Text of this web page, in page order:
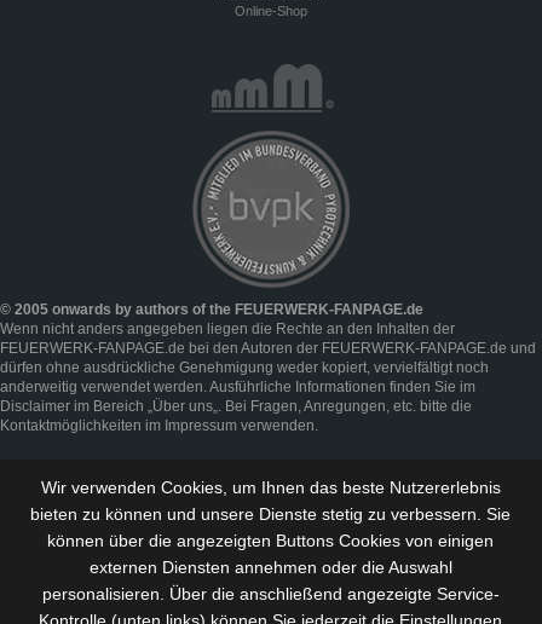
Online-Shop
© 2005 onwards by authors of the FEUERWERK-FANPAGE.de
Wenn nicht anders angegeben liegen die Rechte an den Inhalten der
FEUERWERK-FANPAGE.de bei den Autoren der FEUERWERK-FANPAGE.de und
dürfen ohne ausdrückliche Genehmigung weder kopiert, vervielfältigt noch
anderweitig verwendet werden. Ausführliche Informationen finden Sie im
Disclaimer im Bereich „Über uns„. Bei Fragen, Anregungen, etc. bitte die
Kontaktmöglichkeiten im Impressum verwenden.
Wir verwenden Cookies, um Ihnen das beste Nutzererlebnis
bieten zu können und unsere Dienste stetig zu verbessern . Sie
können über die angezeigten Buttons Cookies von einigen
externen Diensten annehmen oder die Auswahl
personalisieren. Über die anschließend angezeigte Service-
Kontrolle (unten links) können Sie jederzeit die Einstellungen